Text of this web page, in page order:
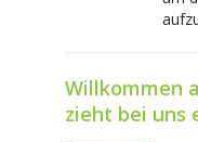
Willkommen
zieht bei uns